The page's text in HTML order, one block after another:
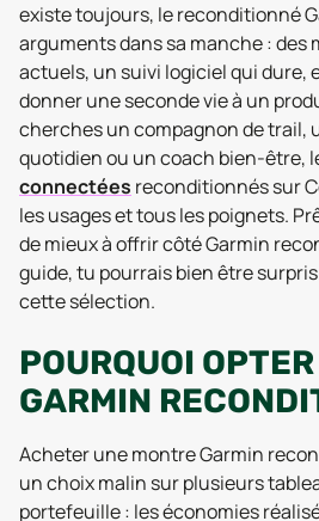
existe toujours, le reconditionné
arguments dans sa manche : des
actuels, un suivi logiciel qui dure,
donner une seconde vie à un
cherches un compagnon de trail,
quotidien ou un coach bien-être,
connectées reconditionnés sur
les usages et tous les poignets.
de mieux à offrir côté Garmin
guide, tu pourrais bien être
cette sélection.
POURQUOI
GARMIN
Acheter une montre Garmin
un choix malin sur plusieurs
portefeuille : les économies